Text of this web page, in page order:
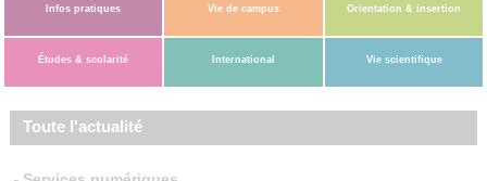
Infos pratiques Vie de campus Orientation & insertion
Études & scolarité International Vie scientifique
Toute l'actualité